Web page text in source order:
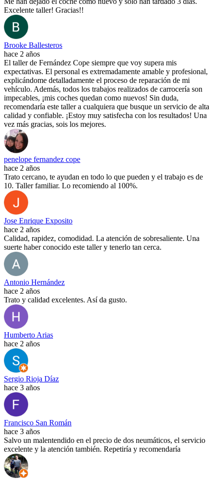
Excelente taller! Gracias!!
Brooke Ballesteros
hace 2 años
El taller de Fernández Cope siempre que voy supera mis
expectativas. El personal es extremadamente amable y profesional,
explicándome detalladamente el proceso de reparación de mi
vehículo. Además, todos los trabajos realizados de carrocería son
impecables, ¡mis coches quedan como nuevos! Sin duda,
recomendaría este taller a cualquiera que busque un servicio de alta
calidad y confiable. ¡Estoy muy satisfecha con los resultados! Una
vez más gracias, sois los mejores.
penelope fernandez cope
hace 2 años
Trato cercano, te ayudan en todo lo que pueden y el trabajo es de
10. Taller familiar. Lo recomiendo al 100%.
Jose Enrique Exposito
hace 2 años
Calidad, rapidez, comodidad. La atención de sobresaliente. Una
suerte haber conocido este taller y tenerlo tan cerca.
Antonio Hernández
hace 2 años
Trato y calidad excelentes. Así da gusto.
Humberto Arias
hace 2 años
Sergio Rioja Díaz
hace 3 años
Francisco San Román
hace 3 años
Salvo un malentendido en el precio de dos neumáticos, el servicio
excelente y la atención también. Repetiría y recomendaría